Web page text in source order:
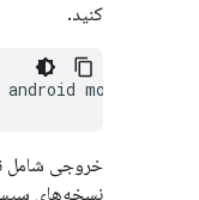
کنید.
android models
خروجی شامل